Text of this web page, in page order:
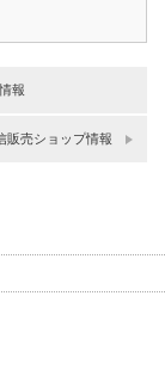
報
販売ショップ情報